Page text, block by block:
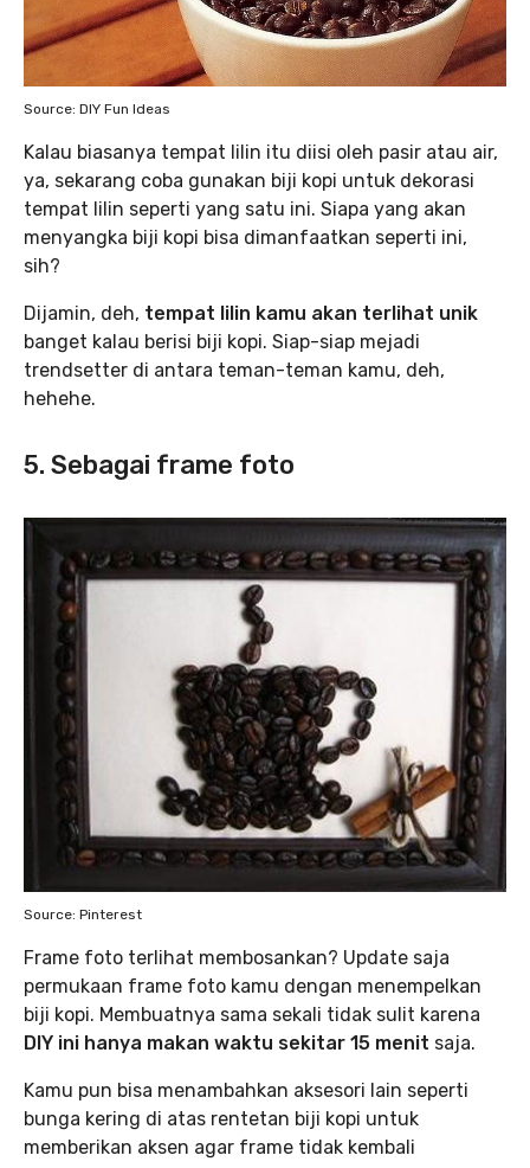
Source: DIY Fun Ideas
Kalau biasanya tempat lilin itu diisi oleh pasir atau air,
ya, sekarang coba gunakan biji kopi untuk dekorasi
tempat lilin seperti yang satu ini. Siapa yang akan
menyangka biji kopi bisa dimanfaatkan seperti ini,
sih?
Dijamin, deh, tempat lilin kamu akan terlihat unik
banget kalau berisi biji kopi. Siap-siap mejadi
trendsetter di antara teman-teman kamu, deh,
hehehe.
5. Sebagai frame foto
Source: Pinterest
Frame foto terlihat membosankan? Update saja
permukaan frame foto kamu dengan menempelkan
biji kopi. Membuatnya sama sekali tidak sulit karena
DIY ini hanya makan waktu sekitar 15 menit saja.
Kamu pun bisa menambahkan aksesori lain seperti
bunga kering di atas rentetan biji kopi untuk
memberikan aksen agar frame tidak kembali